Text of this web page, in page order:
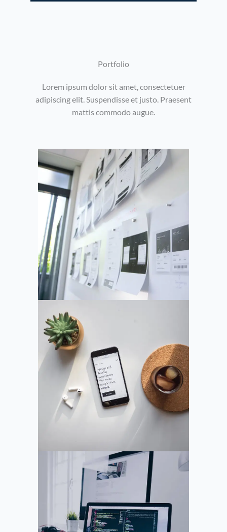
Portfolio​
Lorem ipsum dolor sit amet, consectetuer
adipiscing elit. Suspendisse et justo. Praesent
mattis commodo augue.​